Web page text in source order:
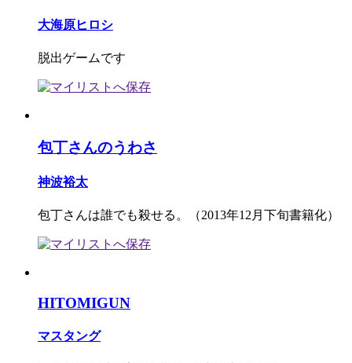
大海原ヒロシ
脱出ゲームです
包丁さんのうわさ
神波裕太
包丁さんは誰でも殺せる。（2013年12月下旬書籍化）
HITOMIGUN
マスタング